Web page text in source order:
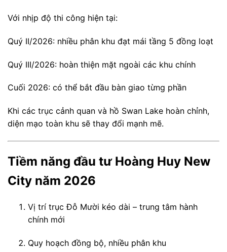
Với nhịp độ thi công hiện tại:
Quý II/2026: nhiều phân khu đạt mái tầng 5 đồng loạt
Quý III/2026: hoàn thiện mặt ngoài các khu chính
Cuối 2026: có thể bắt đầu bàn giao từng phần
Khi các trục cảnh quan và hồ Swan Lake hoàn chỉnh,
diện mạo toàn khu sẽ thay đổi mạnh mẽ.
Tiềm năng đầu tư Hoàng Huy New
City năm 2026
Vị trí trục Đỗ Mười kéo dài – trung tâm hành
chính mới
Quy hoạch đồng bộ, nhiều phân khu